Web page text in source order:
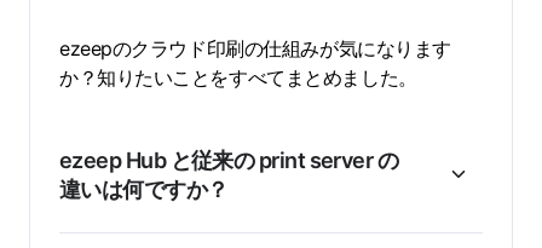
ezeepのクラウド印刷の仕組みが気になります
か？知りたいことをすべてまとめました。
ezeep Hub と従来の print server の
違いは何ですか？